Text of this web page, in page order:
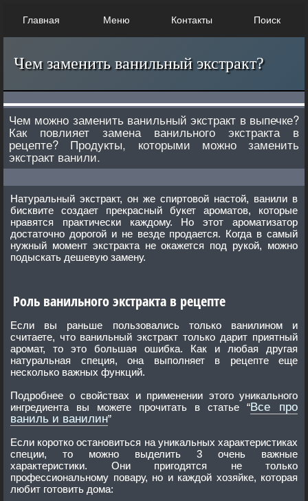
Главная Меню Контакты Поиск
Чем заменить ванильный экстракт?
Чем можно заменить ванильный экстракт в выпечке?
Как повлияет замена ванильного экстракта в
рецепте? Продукты, которыми можно заменить
экстракт ванили.
Натуральный экстракт, он же спиртовой настой, ванили в
бисквите создает прекрасный букет ароматов, которые
нравятся практически каждому. Но этот ароматизатор
достаточно дорогой и не везде продается. Когда в самый
нужный момент экстракта не окажется под рукой, можно
подыскать дешевую замену.
Роль ванильного экстракта в рецепте
Если вы раньше пользовались только ванилином и
считаете, что ванильный экстракт только дарит приятный
аромат, то это большая ошибка. Как и любая другая
натуральная специя, она выполняет в рецепте еще
несколько важных функций.
Подробнее о свойствах и применении этого уникального
ингредиента вы можете прочитать в статье “Все про
ваниль и ванилин”
Если коротко остановиться на уникальных характеристиках
специи, то можно выделить 3 очень важные
характеристики. Они пригодятся не только
профессиональному повару, но и каждой хозяйке, которая
любит готовить дома: